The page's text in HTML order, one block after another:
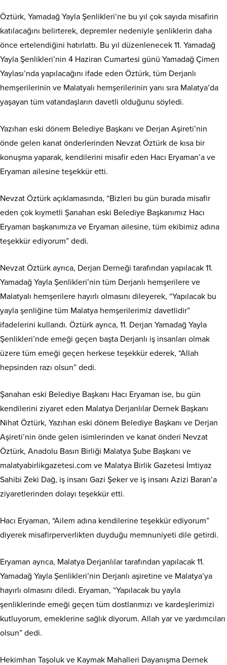
Öztürk, Yamadağ Yayla Şenlikleri’ne bu yıl çok sayıda misafirin
katılacağını belirterek, depremler nedeniyle şenliklerin daha
önce ertelendiğini hatırlattı. Bu yıl düzenlenecek 11. Yamadağ
Yayla Şenlikleri’nin 4 Haziran Cumartesi günü Yamadağ Çimen
Yaylası’nda yapılacağını ifade eden Öztürk, tüm Derjanlı
hemşerilerinin ve Malatyalı hemşerilerinin yanı sıra Malatya’da
yaşayan tüm vatandaşların davetli olduğunu söyledi.
Yazıhan eski dönem Belediye Başkanı ve Derjan Aşireti’nin
önde gelen kanat önderlerinden Nevzat Öztürk de kısa bir
konuşma yaparak, kendilerini misafir eden Hacı Eryaman’a ve
Eryaman ailesine teşekkür etti.
Nevzat Öztürk açıklamasında, “Bizleri bu gün burada misafir
eden çok kıymetli Şanahan eski Belediye Başkanımız Hacı
Eryaman başkanımıza ve Eryaman ailesine, tüm ekibimiz adına
teşekkür ediyorum” dedi.
Nevzat Öztürk ayrıca, Derjan Derneği tarafından yapılacak 11.
Yamadağ Yayla Şenlikleri’nin tüm Derjanlı hemşerilere ve
Malatyalı hemşerilere hayırlı olmasını dileyerek, “Yapılacak bu
yayla şenliğine tüm Malatya hemşerilerimiz davetlidir”
ifadelerini kullandı. Öztürk ayrıca, 11. Derjan Yamadağ Yayla
Şenlikleri’nde emeği geçen başta Derjanlı iş insanları olmak
üzere tüm emeği geçen herkese teşekkür ederek, “Allah
hepsinden razı olsun” dedi.
Şanahan eski Belediye Başkanı Hacı Eryaman ise, bu gün
kendilerini ziyaret eden Malatya Derjanlılar Dernek Başkanı
Nihat Öztürk, Yazıhan eski dönem Belediye Başkanı ve Derjan
Aşireti’nin önde gelen isimlerinden ve kanat önderi Nevzat
Öztürk, Anadolu Basın Birliği Malatya Şube Başkanı ve
malatyabirlikgazetesi.com ve Malatya Birlik Gazetesi İmtiyaz
Sahibi Zeki Dağ, iş insanı Gazi Şeker ve iş insanı Azizi Baran’a
ziyaretlerinden dolayı teşekkür etti.
Hacı Eryaman, “Ailem adına kendilerine teşekkür ediyorum”
diyerek misafirperverlikten duyduğu memnuniyeti dile getirdi.
Eryaman ayrıca, Malatya Derjanlılar tarafından yapılacak 11.
Yamadağ Yayla Şenlikleri’nin Derjanlı aşiretine ve Malatya’ya
hayırlı olmasını diledi. Eryaman, “Yapılacak bu yayla
şenliklerinde emeği geçen tüm dostlarımızı ve kardeşlerimizi
kutluyorum, emeklerine sağlık diyorum. Allah yar ve yardımcıları
olsun” dedi.
Hekimhan Taşoluk ve Kaymak Mahalleri Dayanışma Dernek